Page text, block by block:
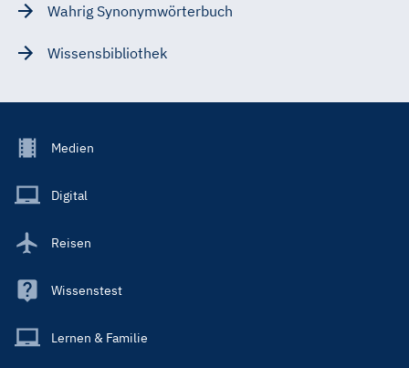
Wahrig Synonymwörterbuch
Wissensbibliothek
Footer
Main
Medien
Digital
Reisen
Wissenstest
Lernen & Familie